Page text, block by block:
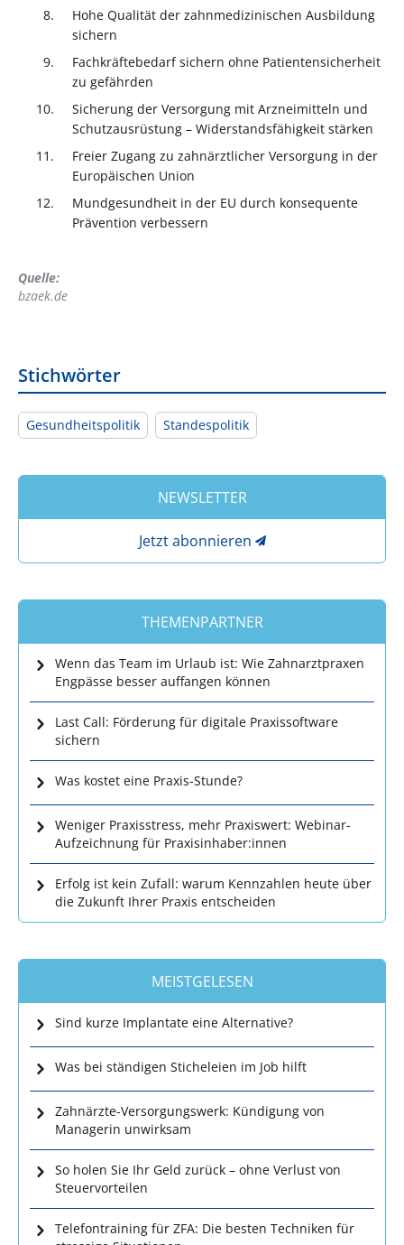
Hohe Qualität der zahnmedizinischen Ausbildung
sichern
Fachkräftebedarf sichern ohne Patientensicherheit
zu gefährden
Sicherung der Versorgung mit Arzneimitteln und
Schutzausrüstung – Widerstandsfähigkeit stärken
Freier Zugang zu zahnärztlicher Versorgung in der
Europäischen Union
Mundgesundheit in der EU durch konsequente
Prävention verbessern
Quelle:
bzaek.de
Stichwörter
Gesundheitspolitik Standespolitik
NEWSLETTER
Jetzt abonnieren
THEMENPARTNER
Wenn das Team im Urlaub ist: Wie Zahnarztpraxen
Engpässe besser auffangen können
Last Call: Förderung für digitale Praxissoftware
sichern
Was kostet eine Praxis-Stunde?
Weniger Praxisstress, mehr Praxiswert: Webinar-
Aufzeichnung für Praxisinhaber:innen
Erfolg ist kein Zufall: warum Kennzahlen heute über
die Zukunft Ihrer Praxis entscheiden
MEISTGELESEN
Sind kurze Implantate eine Alternative?
Was bei ständigen Sticheleien im Job hilft
Zahnärzte-Versorgungswerk: Kündigung von
Managerin unwirksam
So holen Sie Ihr Geld zurück – ohne Verlust von
Steuervorteilen
Telefontraining für ZFA: Die besten Techniken für